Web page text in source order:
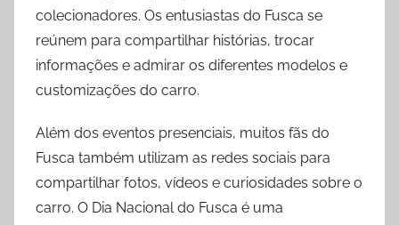
colecionadores. Os entusiastas do Fusca se
reúnem para compartilhar histórias, trocar
informações e admirar os diferentes modelos e
customizações do carro.
Além dos eventos presenciais, muitos fãs do
Fusca também utilizam as redes sociais para
compartilhar fotos, vídeos e curiosidades sobre o
carro. O Dia Nacional do Fusca é uma